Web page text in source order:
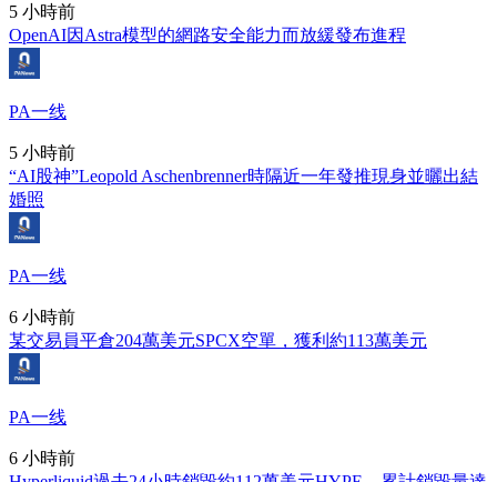
5 小時前
OpenAI因Astra模型的網路安全能力而放緩發布進程
PA一线
5 小時前
“AI股神”Leopold Aschenbrenner時隔近一年發推現身並曬出結
婚照
PA一线
6 小時前
某交易員平倉204萬美元SPCX空單，獲利約113萬美元
PA一线
6 小時前